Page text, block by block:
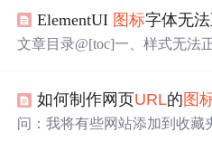
ElementUI 图标字体无
文章目录@[toc]一、样式无法
标 库文件（1）问题状态（2）
表库文件（1）问题状态（2）
如何制作网页URL的 图
问：我将有些网站添加到收藏